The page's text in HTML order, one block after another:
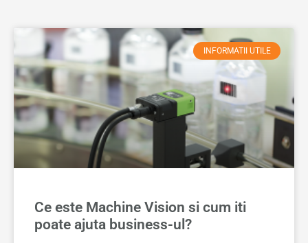
INFORMATII UTILE
Ce este Machine Vision si cum iti
poate ajuta business-ul?